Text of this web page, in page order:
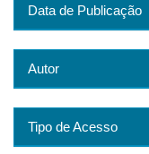
Data de Publicação
Autor
Tipo de Acesso